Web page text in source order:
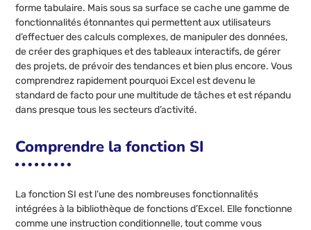
forme tabulaire. Mais sous sa surface se cache une gamme de
fonctionnalités étonnantes qui permettent aux utilisateurs
d’effectuer des calculs complexes, de manipuler des données,
de créer des graphiques et des tableaux interactifs, de gérer
des projets, de prévoir des tendances et bien plus encore. Vous
comprendrez rapidement pourquoi Excel est devenu le
standard de facto pour une multitude de tâches et est répandu
dans presque tous les secteurs d’activité.
Comprendre la fonction SI
La fonction SI est l’une des nombreuses fonctionnalités
intégrées à la bibliothèque de fonctions d’Excel. Elle fonctionne
comme une instruction conditionnelle, tout comme vous